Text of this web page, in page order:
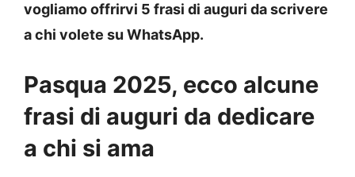
vogliamo offrirvi 5 frasi di auguri da scrivere
a chi volete su WhatsApp.
Pasqua 2025, ecco alcune
frasi di auguri da dedicare
a chi si ama